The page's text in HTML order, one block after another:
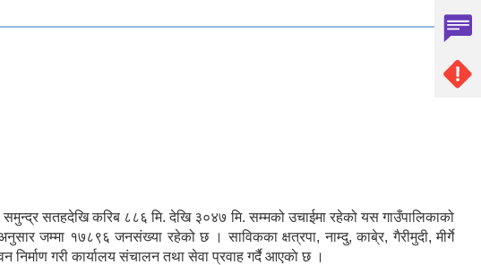
सतहदेखि करिब ८८६ मि. देखि ३०४७ मि. सम्मको उचाईमा रहेको यस गाउँपालिकाको
जम्मा १७८९६ जनसंख्या रहेको छ । साविकका क्षत्रपा, नाम्दु, काबे्र, गैरीमुदी, मीर्गे
निर्माण गरी कार्यालय संचालन तथा सेवा प्रवाह गर्दै आएकाे छ ।